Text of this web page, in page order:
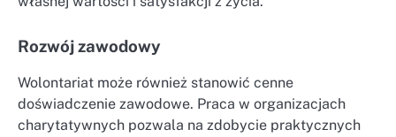
Rozwój zawodowy
Wolontariat może również stanowić cenne
doświadczenie zawodowe. Praca w organizacjach
charytatywnych pozwala na zdobycie praktycznych